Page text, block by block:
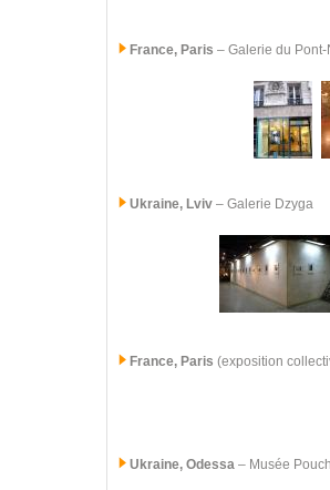
France, Paris – Galerie du Pont-
Ukraine, Lviv – Galerie Dzyga
France, Paris (exposition
Ukraine, Odessa – Musée